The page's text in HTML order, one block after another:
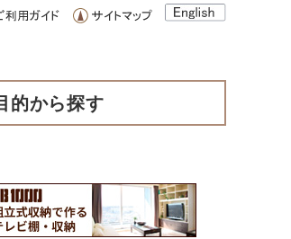
的から探す